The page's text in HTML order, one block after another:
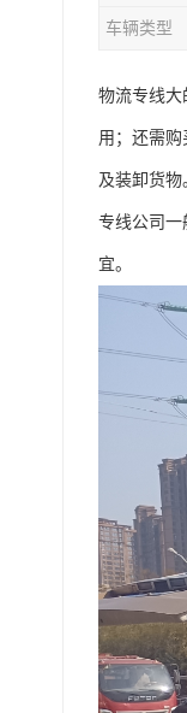
车辆类型
物流专线大
用；还需
及装卸货物
专线公司一
宜。